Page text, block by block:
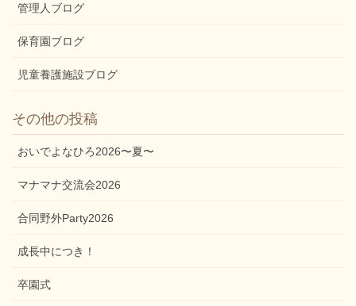
管理人ブログ
保育園ブログ
児童養護施設ブログ
その他の投稿
おいでよなひろ2026〜夏〜
マナマナ交流会2026
合同野外Party2026
成長中につき！
卒園式